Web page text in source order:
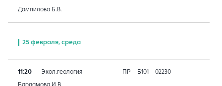
Дампилова Б.В.
25 февраля, среда
11:20 Экол.геология ПР Б101 02230
Бардамова И.В.